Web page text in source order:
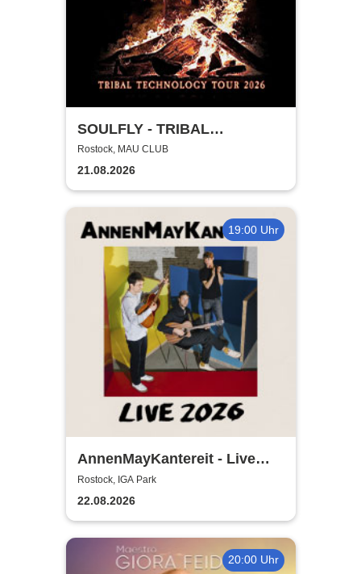
SOULFLY - TRIBAL
TECHNOLOGY TOUR 2026
Rostock, MAU CLUB
21.08.2026
19:00 Uhr
AnnenMayKantereit - Live
2026
Rostock, IGA Park
22.08.2026
20:00 Uhr